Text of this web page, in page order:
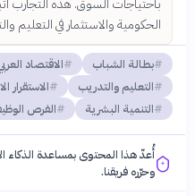
الحكومية والاستثمار في التعليم
بطالة الشباب الاقتصاد
التعليم والتدريب
الاستقرار
التنمية البشرية
الفرص
أُعدّ هذا المحتوى بمساعدة الذكاء
وحرّره فريقنا.